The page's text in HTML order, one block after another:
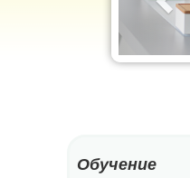
Обучение